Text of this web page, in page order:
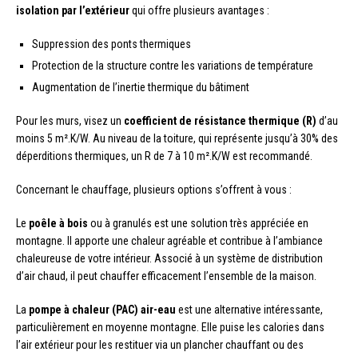
isolation par l’extérieurqui offre plusieurs avantages :
Suppression des ponts thermiques
Protection de la structure contre les variations de température
Augmentation de l’inertie thermique du bâtiment
Pour les murs, visez un coefficient de résistance thermique (R) d’au
moins 5 m².K/W. Au niveau de la toiture, qui représente jusqu’à 30% des
déperditions thermiques, un R de 7 à 10 m².K/W est recommandé.
Concernant le chauffage, plusieurs options s’offrent à vous :
Le poêle à bois ou à granulés est une solution très appréciée en
montagne. Il apporte une chaleur agréable et contribue à l’ambiance
chaleureuse de votre intérieur. Associé à un système de distribution
d’air chaud, il peut chauffer efficacement l’ensemble de la maison.
La pompe à chaleur (PAC) air-eau est une alternative intéressante,
particulièrement en moyenne montagne. Elle puise les calories dans
l’air extérieur pour les restituer via un plancher chauffant ou des